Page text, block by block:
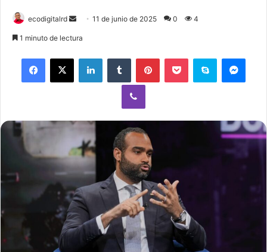
ecodigitalrd
Send11 de junio de 2025 0 4
1 minuto de lectura
Facebook
X LinkedInTumblr PinterestPocket Skype
Viber